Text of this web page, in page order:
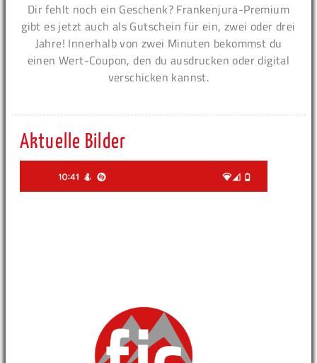
Dir fehlt noch ein Geschenk? Frankenjura-Premium
gibt es jetzt auch als Gutschein für ein, zwei oder drei
Jahre! Innerhalb von zwei Minuten bekommst du
einen Wert-Coupon, den du ausdrucken oder digital
verschicken kannst.
Aktuelle Bilder